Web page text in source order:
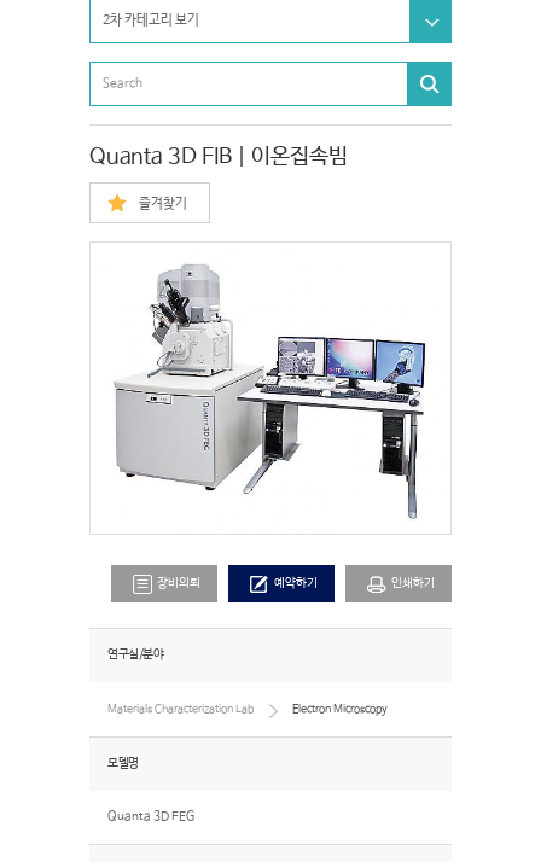
2차 카테고리 보기
Quanta 3D FIB | 이온집속빔
즐겨찾기
장비의뢰 예약하기 인쇄하기
연구실/분야
Materials Characterization Lab Electron Microscopy
모델명
Quanta 3D FEG